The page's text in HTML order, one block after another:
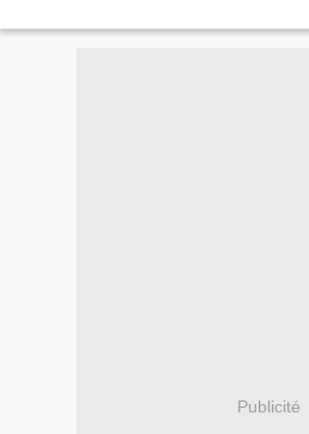
Publicité